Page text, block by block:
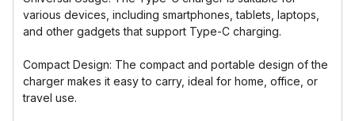
various devices, including smartphones, tablets, laptops,
and other gadgets that support Type-C charging.
Compact Design: The compact and portable design of the
charger makes it easy to carry, ideal for home, office, or
travel use.